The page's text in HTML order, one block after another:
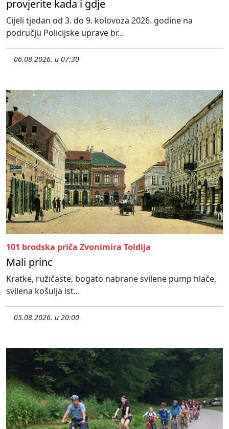
provjerite kada i gdje
Cijeli tjedan od 3. do 9. kolovoza 2026. godine na
području Policijske uprave br...
06.08.2026. u 07:30
101 brodska priča Zvonimira Toldija
Mali princ
Kratke, ružičaste, bogato nabrane svilene pump hlače,
svilena košulja ist...
05.08.2026. u 20:00